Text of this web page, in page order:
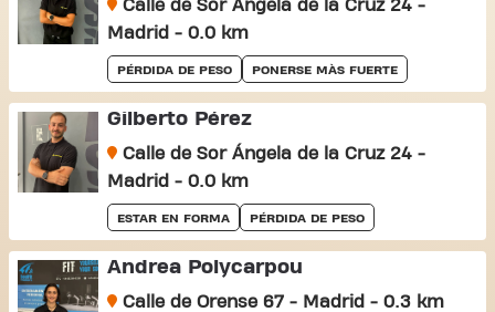
Calle de Sor Ángela de la Cruz 24 -
Madrid - 0.0 km
PÉRDIDA DE PESO PONERSE MÀS FUERTE
Gilberto Pérez
Calle de Sor Ángela de la Cruz 24 -
Madrid - 0.0 km
ESTAR EN FORMA PÉRDIDA DE PESO
Andrea Polycarpou
Calle de Orense 67 - Madrid - 0.3 km